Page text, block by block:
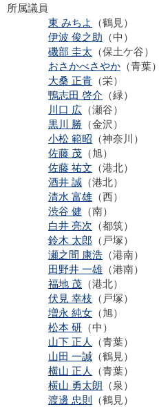
所属議員
東 みちよ
（鶴見）
伊波 俊之助 （中）
磯部 圭太 （保土ケ谷）
おさかべさやか （青葉）
大桑 正貴 （栄）
鴨志田 啓介 （緑）
川口 広 （瀬谷）
黒川 勝 （金沢）
小松 範昭 （神奈川）
佐藤 茂 （旭）
佐藤 祐文 （港北）
酒井 誠 （港北）
清水 富雄 （西）
渋谷 健 （南）
白井 亮次 （都筑）
鈴木 太郎 （戸塚）
瀬之間 康浩 （港南）
田野井 一雄 （港南）
福地 茂 （港北）
伏見 幸枝 （戸塚）
増永 純女 （旭）
松本 研 （中）
山下 正人
（青葉）
山田 一誠 （鶴見）
横山 正人
（青葉）
横山 勇太朗 （泉）
渡邊 忠則 （鶴見）